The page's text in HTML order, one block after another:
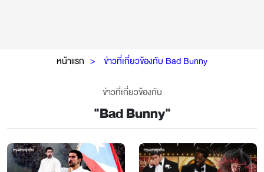
หน้าแรก ข่าวที่เกี่ยวข้องกับ Bad Bunny
ข่าวที่เกี่ยวข้องกับ
"Bad Bunny"